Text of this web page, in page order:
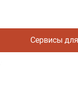
Сервисы